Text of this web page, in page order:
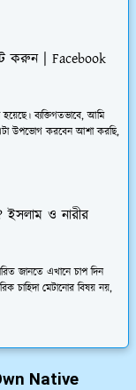
করুন | Facebook
ব্যক্তিগতভাবে, আমি
উপভোগ করবেন আশা করছি,
ও নারীর
জানতে এখানে চাপ দিন
চাহিদা মেটানোর বিষয় নয়,
Native